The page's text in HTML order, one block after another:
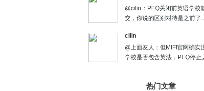
@cilin：PEQ关闭前英语学校
交，你说的区别对待是之前了
cilin
@上面友人：但MIFI官网确实
学校是否包含英法，PEQ停止
热门文章